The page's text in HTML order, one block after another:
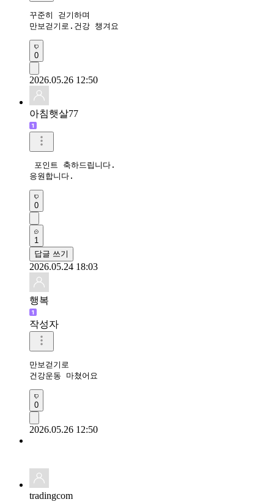
꾸준히 걷기하며
만보걷기로.건강 챙겨요
0
2026.05.26 12:50
아침햇살77
포인트 축하드립니다.
응원합니다.
0
1
답글 쓰기
2026.05.24 18:03
행복
작성자
만보걷기로
건강운동 마쳤어요
0
2026.05.26 12:50
tradingcom